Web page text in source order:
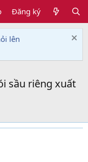
Đăng ký
lên
sầu riêng xuất